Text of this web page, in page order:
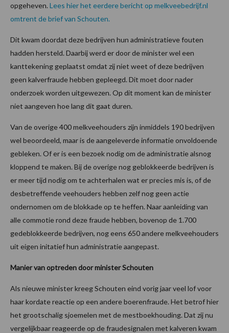
opgeheven. Lees hier het eerdere bericht op melkveebedrijf.nl
omtrent de brief van Schouten.
Dit kwam doordat deze bedrijven hun administratieve fouten
hadden hersteld. Daarbij werd er door de minister wel een
kanttekening geplaatst omdat zij niet weet of deze bedrijven
geen kalverfraude hebben gepleegd. Dit moet door nader
onderzoek worden uitgewezen. Op dit moment kan de minister
niet aangeven hoe lang dit gaat duren.
Van de overige 400 melkveehouders zijn inmiddels 190 bedrijven
wel beoordeeld, maar is de aangeleverde informatie onvoldoende
gebleken. Of er is een bezoek nodig om de administratie alsnog
kloppend te maken. Bij de overige nog geblokkeerde bedrijven is
er meer tijd nodig om te achterhalen wat er precies mis is, of de
desbetreffende veehouders hebben zelf nog geen actie
ondernomen om de blokkade op te heffen. Naar aanleiding van
alle commotie rond deze fraude hebben, bovenop de 1.700
gedeblokkeerde bedrijven, nog eens 650 andere melkveehouders
uit eigen initatief hun administratie aangepast.
Manier van optreden door minister Schouten
Als nieuwe minister kreeg Schouten eind vorig jaar veel lof voor
haar kordate reactie op een andere boerenfraude. Het betrof hier
het grootschalig sjoemelen met de mestboekhouding. Dat zij nu
vergelijkbaar reageerde op de fraudesignalen met kalveren kwam